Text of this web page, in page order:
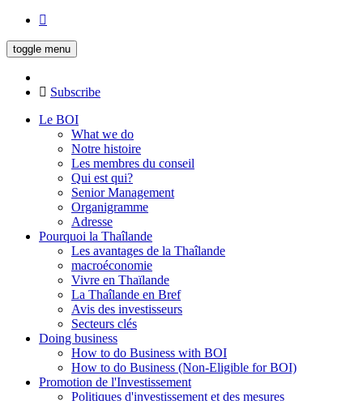
toggle menu
Subscribe
Le BOI
What we do
Notre histoire
Les membres du conseil
Qui est qui?
Senior Management
Organigramme
Adresse
Pourquoi la Thaîlande
Les avantages de la Thaîlande
macroéconomie
Vivre en Thaïlande
La Thaîlande en Bref
Avis des investisseurs
Secteurs clés
Doing business
How to do Business with BOI
How to do Business (Non-Eligible for BOI)
Promotion de l'Investissement
Politiques d'investissement et des mesures